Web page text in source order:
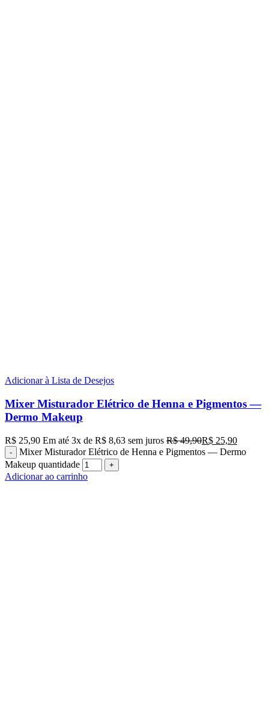
Adicionar à Lista de Desejos
Mixer Misturador Elétrico de Henna e Pigmentos —
Dermo Makeup
R$ 25,90 Em até 3x de R$ 8,63 sem juros R$49,90R$ 25,90
Mixer Misturador Elétrico de Henna e Pigmentos — Dermo
Makeup quantidade
Adicionar ao carrinho